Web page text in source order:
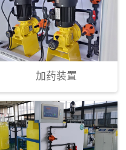
加药装置